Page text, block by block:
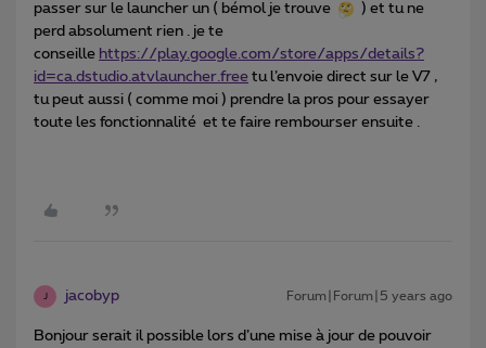
passer sur le launcher un ( bémol je trouve
) et tu ne
perd absolument rien . je te
conseille https://play.google.com/store/apps/details?
id=ca.dstudio.atvlauncher.free tu l’envoie direct sur le V7 ,
tu peut aussi ( comme moi ) prendre la pros pour essayer
toute les fonctionnalité et te faire rembourser ensuite .
J jacobyp Forum|Forum|5 years ago
Bonjour serait il possible lors d’une mise à jour de pouvoir